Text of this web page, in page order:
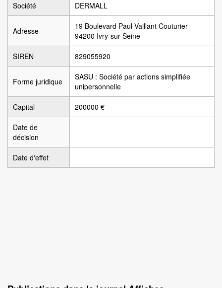
Société DERMALL
Adresse
19 Boulevard Paul Vaillant Couturier
94200 Ivry-sur-Seine
SIREN 829055920
Forme juridique
SASU : Société par actions simplifiée
unipersonnelle
Capital 200000 €
Date de
décision
Date d'effet